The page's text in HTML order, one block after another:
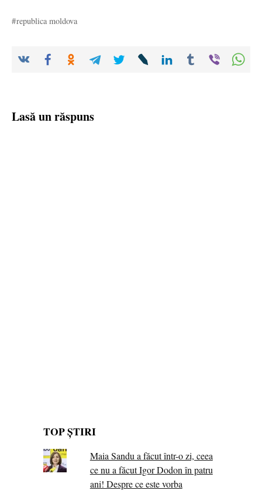
republica moldova
Lasă un răspuns
TOP ȘTIRI
Maia Sandu a făcut într-o zi, ceea
ce nu a făcut Igor Dodon în patru
ani! Despre ce este vorba